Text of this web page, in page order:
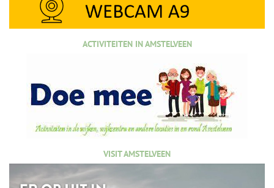
ACTIVITEITEN IN AMSTELVEEN
VISIT AMSTELVEEN